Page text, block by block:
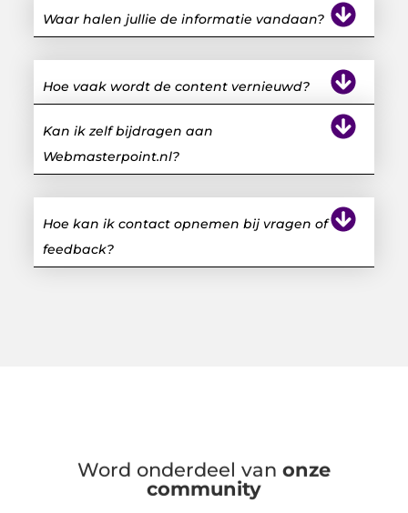
Waar halen jullie de informatie vandaan?
Hoe vaak wordt de content vernieuwd?
Kan ik zelf bijdragen aan
Webmasterpoint.nl?
Hoe kan ik contact opnemen bij vragen of
feedback?
Word onderdeel van onze
community